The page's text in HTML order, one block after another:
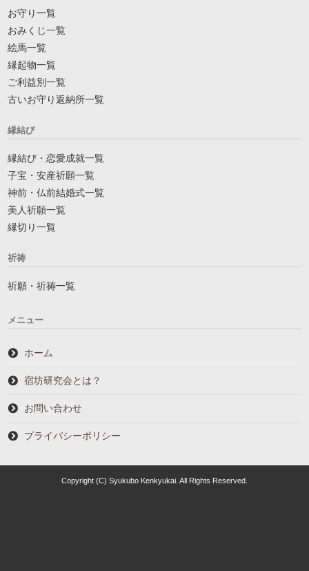
お守り一覧
おみくじ一覧
絵馬一覧
縁起物一覧
ご利益別一覧
古いお守り返納所一覧
縁結び
縁結び・恋愛成就一覧
子宝・安産祈願一覧
神前・仏前結婚式一覧
美人祈願一覧
縁切り一覧
祈祷
祈願・祈祷一覧
メニュー
ホーム
宿坊研究会とは？
お問い合わせ
プライバシーポリシー
Copyright (C) Syukubo Kenkyukai. All Rights Reserved.